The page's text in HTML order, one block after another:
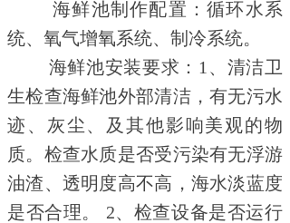
海鲜池制作配置：循环水系
统、氧气增氧系统、制冷系统。
海鲜池安装要求：1、清洁卫
生检查海鲜池外部清洁，有无污水
迹、灰尘、及其他影响美观的物
质。检查水质是否受污染有无浮游
油渣、透明度高不高，海水淡蓝度
是否合理。 2、检查设备是否运行